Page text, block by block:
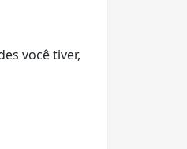
você tiver,